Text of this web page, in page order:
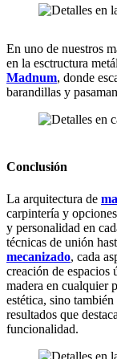
En uno de nuestros
en la esctructura
Madnum, donde
barandillas y
Conclusión
La arquitectura de
carpintería y
y personalidad en
técnicas de unión
mecanizado, cada
creación de espacios
madera en cualquier
estética, sino
resultados que
funcionalidad.